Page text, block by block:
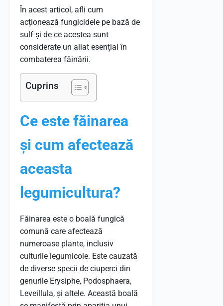
În acest articol, afli cum
acționează fungicidele pe bază de
sulf și de ce acestea sunt
considerate un aliat esențial în
combaterea făinării.
Cuprins
Ce este făinarea
și cum afectează
aceasta
legumicultura?
Făinarea este o boală fungică
comună care afectează
numeroase plante, inclusiv
culturile legumicole. Este cauzată
de diverse specii de ciuperci din
genurile Erysiphe, Podosphaera,
Leveillula, și altele. Această boală